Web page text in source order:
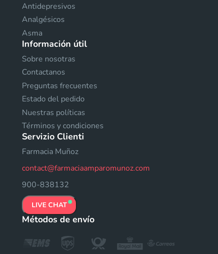
Antidepresivos
Analgésicos
Asma
Información útil
Sobre nosotras
Contactanos
Preguntas frecuentes
Estado del pedido
Nuestras políticas
Términos y condiciones
Servizio Clienti
Farmacia Muñoz
contact@farmaciaamparomunoz.com
900-838132
LIVE CHAT
Métodos de envío